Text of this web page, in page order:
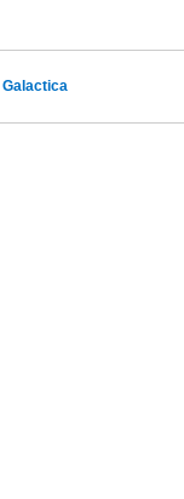
Galactica